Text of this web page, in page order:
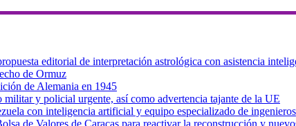
editorial de interpretación astrológica con asistencia
de Ormuz
de Alemania en 1945
y policial urgente, así como advertencia tajante de la UE
con inteligencia artificial y equipo especializado de ingenieros
de Valores de Caracas para reactivar la reconstrucción y